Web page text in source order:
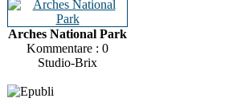
Arches National Park
Kommentare : 0
Studio-Brix